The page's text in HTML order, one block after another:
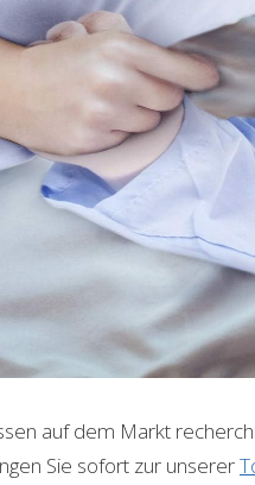
auf dem Markt
Sie sofort zur unserer